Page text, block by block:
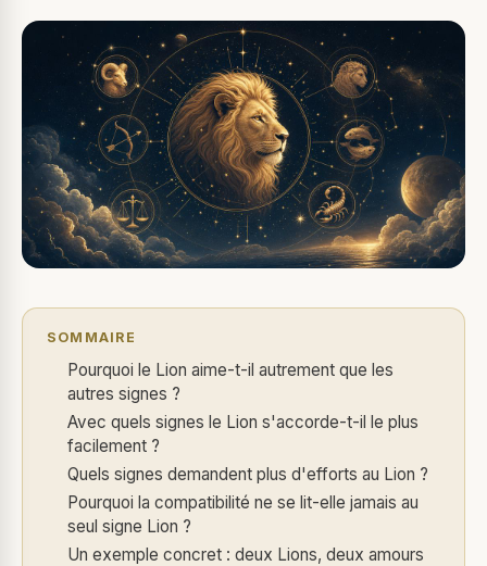
SOMMAIRE
Pourquoi le Lion aime-t-il autrement que les
autres signes ?
Avec quels signes le Lion s'accorde-t-il le plus
facilement ?
Quels signes demandent plus d'efforts au Lion ?
Pourquoi la compatibilité ne se lit-elle jamais au
seul signe Lion ?
Un exemple concret : deux Lions, deux amours